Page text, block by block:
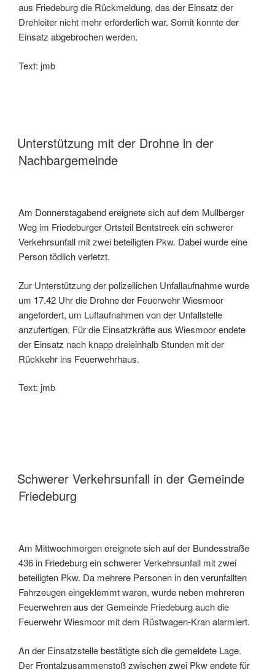
aus Friedeburg die Rückmeldung, das der Einsatz der
Drehleiter nicht mehr erforderlich war. Somit konnte der
Einsatz abgebrochen werden.
Text: jmb
Unterstützung mit der Drohne in der
Nachbargemeinde
Am Donnerstagabend ereignete sich auf dem Mullberger
Weg im Friedeburger Ortsteil Bentstreek ein schwerer
Verkehrsunfall mit zwei beteiligten Pkw. Dabei wurde eine
Person tödlich verletzt.
Zur Unterstützung der polizeilichen Unfallaufnahme wurde
um 17.42 Uhr die Drohne der Feuerwehr Wiesmoor
angefordert, um Luftaufnahmen von der Unfallstelle
anzufertigen. Für die Einsatzkräfte aus Wiesmoor endete
der Einsatz nach knapp dreieinhalb Stunden mit der
Rückkehr ins Feuerwehrhaus.
Text: jmb
Schwerer Verkehrsunfall in der Gemeinde
Friedeburg
Am Mittwochmorgen ereignete sich auf der Bundesstraße
436 in Friedeburg ein schwerer Verkehrsunfall mit zwei
beteiligten Pkw. Da mehrere Personen in den verunfallten
Fahrzeugen eingeklemmt waren, wurde neben mehreren
Feuerwehren aus der Gemeinde Friedeburg auch die
Feuerwehr Wiesmoor mit dem Rüstwagen-Kran alarmiert.
An der Einsatzstelle bestätigte sich die gemeldete Lage.
Der Frontalzusammenstoß zwischen zwei Pkw endete für